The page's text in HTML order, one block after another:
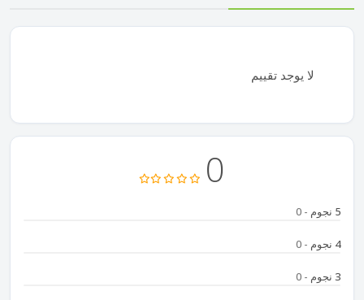
لا يوجد تقييم
0
5 نجوم - 0
4 نجوم - 0
3 نجوم - 0